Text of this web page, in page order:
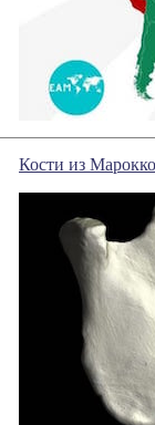
Кости из